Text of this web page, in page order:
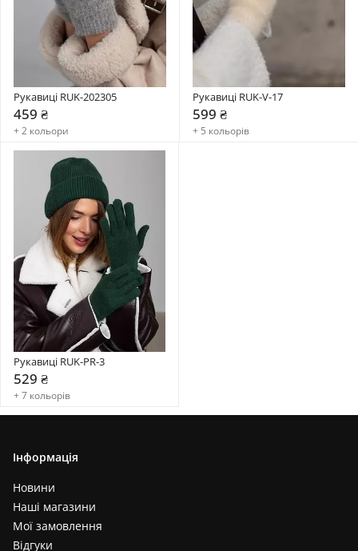
Рукавиці RUK-202305
459 ₴
+ 2 кольори
Рукавиці RUK-V-17
599 ₴
+ 5 кольорів
Рукавиці RUK-PR-3
529 ₴
+ 7 кольорів
Інформація
Новини
Наші магазини
Мої замовлення
Відгуки